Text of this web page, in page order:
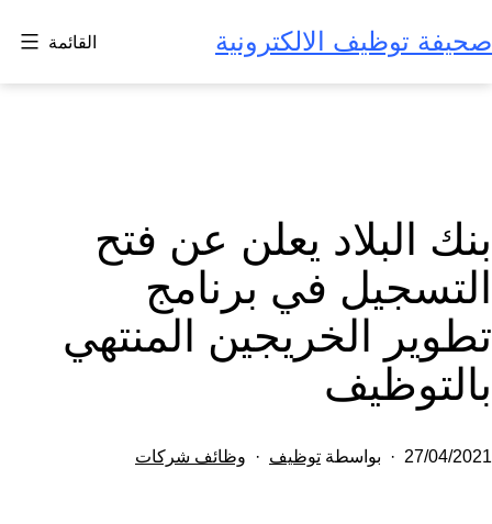
إلى
المحتوى
صحيفة توظيف الالكترونية القائمة
بنك البلاد يعلن عن فتح
التسجيل في برنامج
تطوير الخريجين المنتهي
بالتوظيف
تم
27/04/2021 بواسطة توظيف
مصنف
وظائف شركات